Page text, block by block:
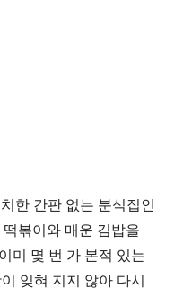
한 간판 없는 분식집인
볶이와 매운 김밥을
미 몇 번 가 본적 있는
잊혀 지지 않아 다시